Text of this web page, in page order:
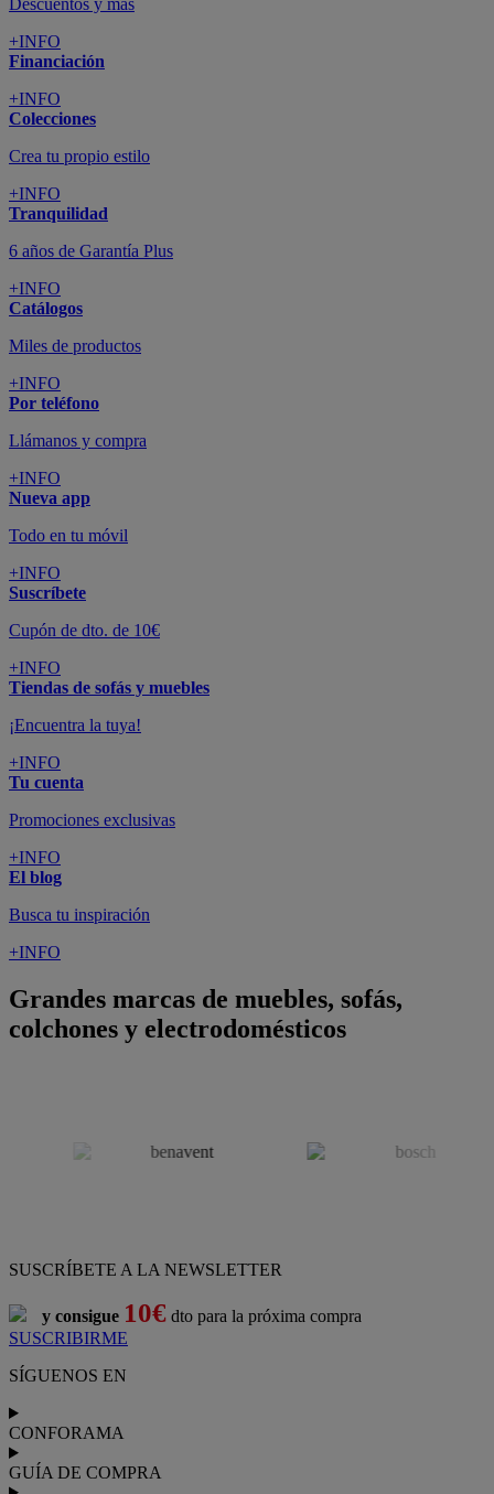
Descuentos y más
+INFO
Financiación
+INFO
Colecciones
Crea tu propio estilo
+INFO
Tranquilidad
6 años de Garantía Plus
+INFO
Catálogos
Miles de productos
+INFO
Por teléfono
Llámanos y compra
+INFO
Nueva app
Todo en tu móvil
+INFO
Suscríbete
Cupón de dto. de 10€
+INFO
Tiendas de sofás y muebles
¡Encuentra la tuya!
+INFO
Tu cuenta
Promociones exclusivas
+INFO
El blog
Busca tu inspiración
+INFO
Grandes marcas de muebles, sofás,
colchones y electrodomésticos
SUSCRÍBETE A LA NEWSLETTER
y consigue 10€ dto para la próxima compra
SUSCRIBIRME
SÍGUENOS EN
CONFORAMA
GUÍA DE COMPRA